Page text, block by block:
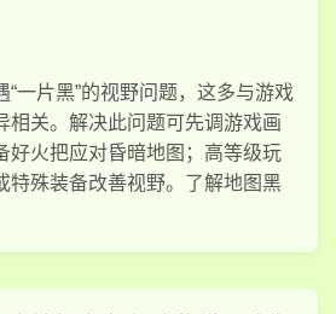
“一片黑”的视野问题，这多与游戏
相关。解决此问题可先调游戏画
好火把应对昏暗地图；高等级玩
特殊装备改善视野。了解地图黑